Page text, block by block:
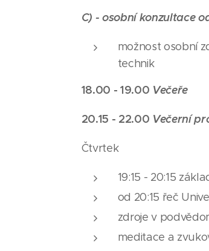
C) - osobní konzultace
možnost osobní
technik
18.00 - 19.00 Večeře
20.15 - 22.00 Večerní
Čtvrtek
19:15 - 20:15
od 20:15 řeč
zdroje v
meditace a